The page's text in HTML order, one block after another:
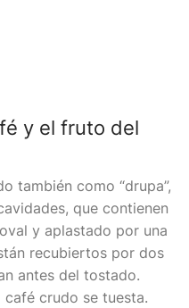
y el fruto del
también como “drupa”,
que contienen
y aplastado por una
recubiertos por dos
antes del tostado.
café crudo se tuesta.